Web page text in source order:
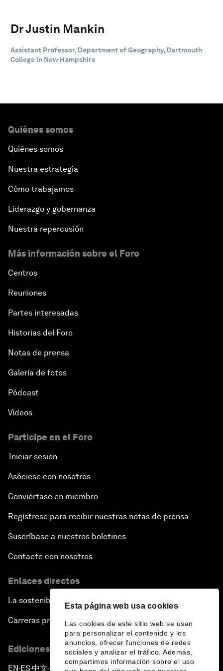
Esta página web usa cookies
Las cookies de este sitio web se usan
para personalizar el contenido y los
anuncios, ofrecer funciones de redes
sociales y analizar el tráfico. Además,
compartimos información sobre el uso
Dr Justin Mankin
Assistant Professor, Department of Geography, Dartmouth
College in New Hampshire
Quiénes somos
Quiénes somos
Nuestra estrategia
Cómo trabajamos
Liderazgo y gobernanza
Nuestra repercusión
Más información sobre el Foro
Centros
Reuniones
Partes interesadas
Historias del Foro
Notas de prensa
Galería de fotos
Pódcast
Vídeos
Participe en el Foro
Iniciar sesión
Asóciese con nosotros
Conviértase en miembro
Regístrese para recibir nuestras notas de prensa
Suscríbase a nuestros boletines
Contacte con nosotros
Enlaces directos
La sostenibilidad en el Foro
Carreras profesionales
Ediciones en otros idiomas
EN ▪ES▪中文▪ 日本語